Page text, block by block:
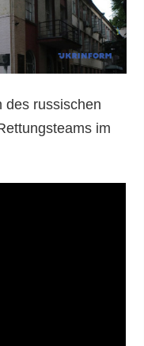
des russischen
im